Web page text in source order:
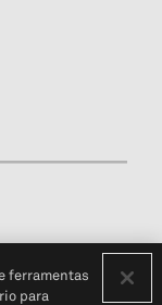
(em inglês)
Global
ferramentas
para